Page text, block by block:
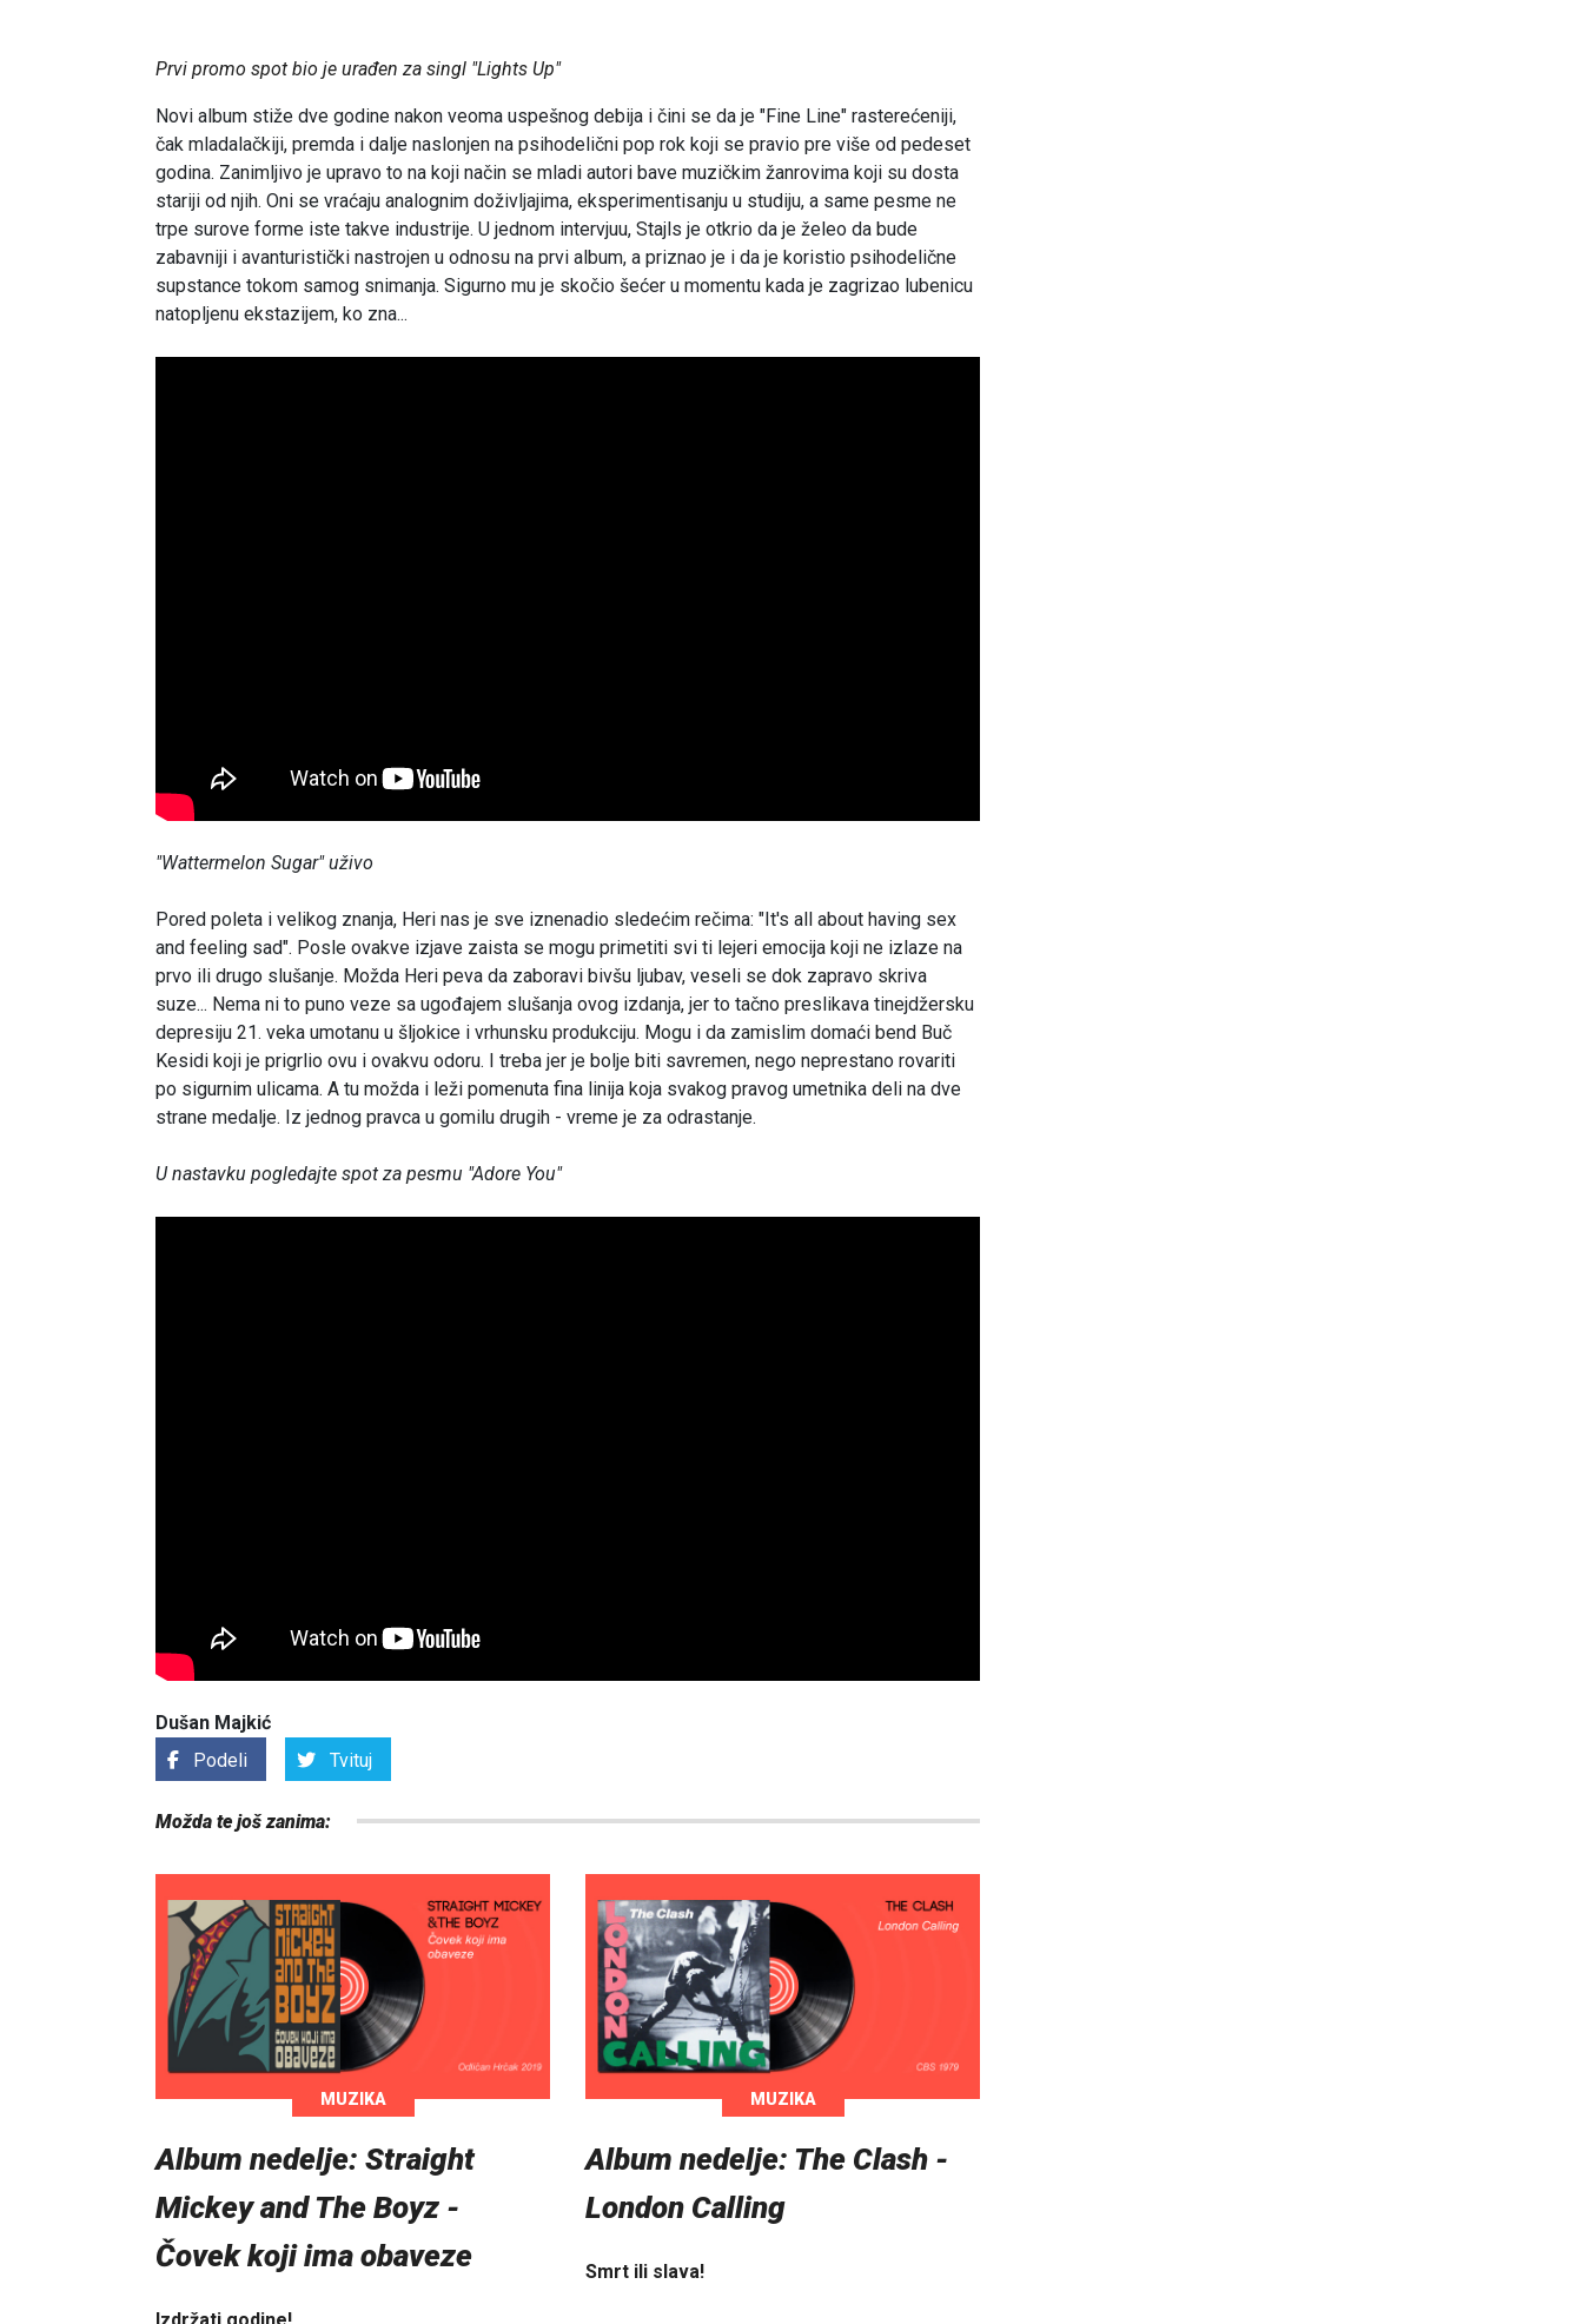
Prvi promo spot bio je urađen za singl "Lights Up"
Novi album stiže dve godine nakon veoma uspešnog debija i čini se da je "Fine Line" rasterećeniji,
čak mladalačkiji, premda i dalje naslonjen na psihodelični pop rok koji se pravio pre više od pedeset
godina. Zanimljivo je upravo to na koji način se mladi autori bave muzičkim žanrovima koji su dosta
stariji od njih. Oni se vraćaju analognim doživljajima, eksperimentisanju u studiju, a same pesme ne
trpe surove forme iste takve industrije. U jednom intervjuu, Stajls je otkrio da je želeo da bude
zabavniji i avanturistički nastrojen u odnosu na prvi album, a priznao je i da je koristio psihodelične
supstance tokom samog snimanja. Sigurno mu je skočio šećer u momentu kada je zagrizao lubenicu
natopljenu ekstazijem, ko zna...
"Wattermelon Sugar" uživo
Pored poleta i velikog znanja, Heri nas je sve iznenadio sledećim rečima: "It's all about having sex
and feeling sad". Posle ovakve izjave zaista se mogu primetiti svi ti lejeri emocija koji ne izlaze na
prvo ili drugo slušanje. Možda Heri peva da zaboravi bivšu ljubav, veseli se dok zapravo skriva
suze... Nema ni to puno veze sa ugođajem slušanja ovog izdanja, jer to tačno preslikava tinejdžersku
depresiju 21. veka umotanu u šljokice i vrhunsku produkciju. Mogu i da zamislim domaći bend Buč
Kesidi koji je prigrlio ovu i ovakvu odoru. I treba jer je bolje biti savremen, nego neprestano rovariti
po sigurnim ulicama. A tu možda i leži pomenuta fina linija koja svakog pravog umetnika deli na dve
strane medalje. Iz jednog pravca u gomilu drugih - vreme je za odrastanje.
U nastavku pogledajte spot za pesmu "Adore You"
Dušan Majkić
Podeli
Tvituj
Možda te još zanima:
MUZIKA
Album nedelje: Straight
Mickey and The Boyz -
Čovek koji ima obaveze
Izdržati godine!
MUZIKA
Album nedelje: The Clash -
London Calling
Smrt ili slava!